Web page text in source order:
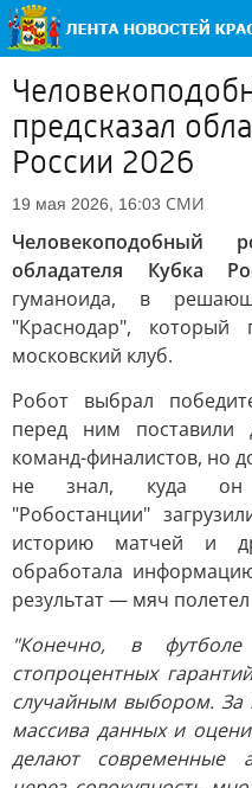
предсказал
России 2026
19 мая 2026, 16:03 СМИ
Человекоподобный
обладателя Кубка
гуманоида, в
"Краснодар",
московский клуб.
Робот выбрал
перед ним поставили
команд-финалистов, но
не знал, куда он
"Робостанции"
историю матчей и
обработала
результат — мяч
"Конечно, в
стопроцентных
случайным выбором. За
массива данных и
делают современные